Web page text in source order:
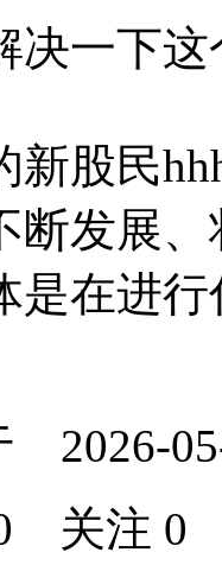
决一下
新股民
断发展、
是在进
2026-
关注 0